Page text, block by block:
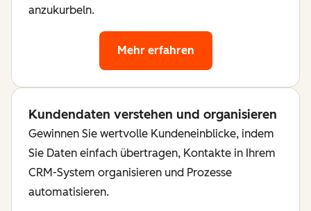
anzukurbeln.
Mehr erfahren
Kundendaten verstehen und organisieren
Gewinnen Sie wertvolle Kundeneinblicke, indem
Sie Daten einfach übertragen, Kontakte in Ihrem
CRM-System organisieren und Prozesse
automatisieren.